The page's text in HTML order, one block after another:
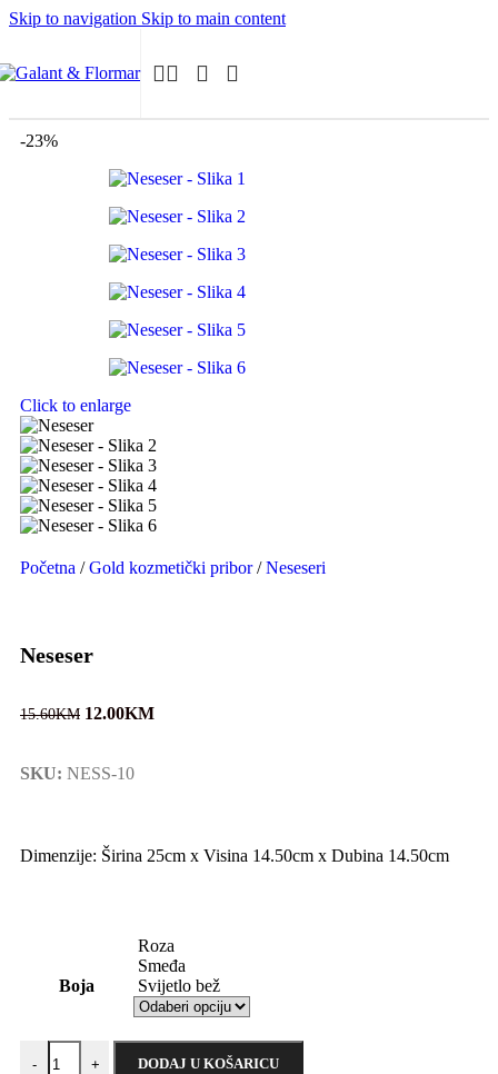
Skip to navigation Skip to main content
-23%
Click to enlarge
Početna / Gold kozmetički pribor/ Neseseri
Neseser
15.60KM 12.00KM
SKU: NESS-10
Dimenzije: Širina 25cm x Visina 14.50cm x Dubina 14.50cm
Boja
Roza
Smeđa
Svijetlo bež
- + DODAJ U KOŠARICU